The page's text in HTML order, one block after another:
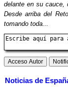
delante en su cauce,
Desde arriba del
tomando toda...
Noticias de